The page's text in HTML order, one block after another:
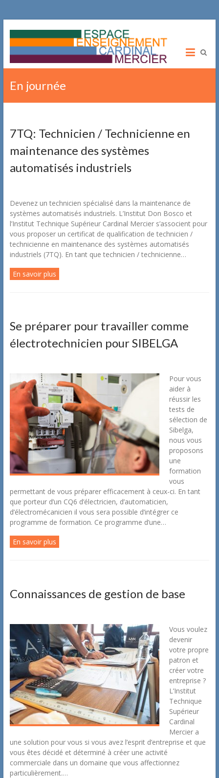
ITSCM
Technique
Cardinal
Mercier
Promotion
En journée
7TQ: Technicien / Technicienne en
maintenance des systèmes
automatisés industriels
Devenez un technicien spécialisé dans la maintenance de
systèmes automatisés industriels. L’Institut Don Bosco et
l’Institut Technique Supérieur Cardinal Mercier s’associent pour
vous proposer un certificat de qualification de technicien /
technicienne en maintenance des systèmes automatisés
industriels (7TQ). En tant que technicien / technicienne…
En savoir plus
Se préparer pour travailler comme
électrotechnicien pour SIBELGA
Pour vous
aider à
réussir les
tests de
sélection de
Sibelga,
nous vous
proposons
une
formation
vous
permettant de vous préparer efficacement à ceux-ci. En tant
que porteur d’un CQ6 d’électricien, d’automaticien,
d’électromécanicien il vous sera possible d’intégrer ce
programme de formation. Ce programme d’une…
En savoir plus
Connaissances de gestion de base
Vous voulez
devenir
votre propre
patron et
créer votre
entreprise ?
L’Institut
Technique
Supérieur
Cardinal
Mercier a
une solution pour vous si vous avez l’esprit d’entreprise et que
vous êtes décidé et déterminé à créer une activité
commerciale dans un domaine que vous affectionnez
particulièrement.…